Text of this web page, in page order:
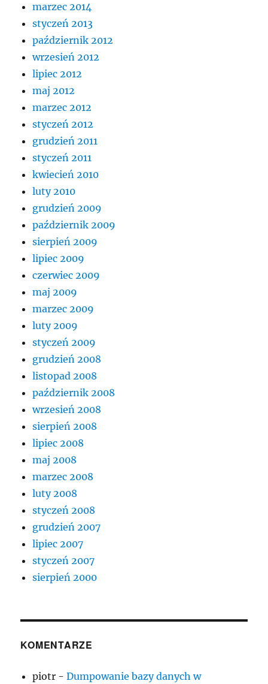
marzec 2014
styczeń 2013
październik 2012
wrzesień 2012
lipiec 2012
maj 2012
marzec 2012
styczeń 2012
grudzień 2011
styczeń 2011
kwiecień 2010
luty 2010
grudzień 2009
październik 2009
sierpień 2009
lipiec 2009
czerwiec 2009
maj 2009
marzec 2009
luty 2009
styczeń 2009
grudzień 2008
listopad 2008
październik 2008
wrzesień 2008
sierpień 2008
lipiec 2008
maj 2008
marzec 2008
luty 2008
styczeń 2008
grudzień 2007
lipiec 2007
styczeń 2007
sierpień 2000
KOMENTARZE
piotr -Dumpowanie bazy danych w